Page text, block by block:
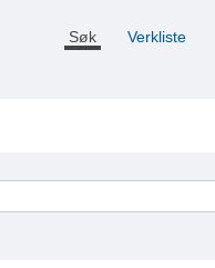
Søk Verkliste